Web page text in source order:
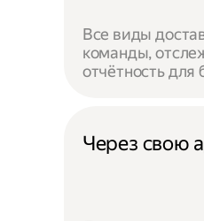
Все виды
команды,
отчётность для
Через свою